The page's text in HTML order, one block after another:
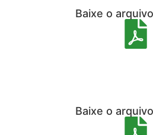
Baixe o
Baixe o